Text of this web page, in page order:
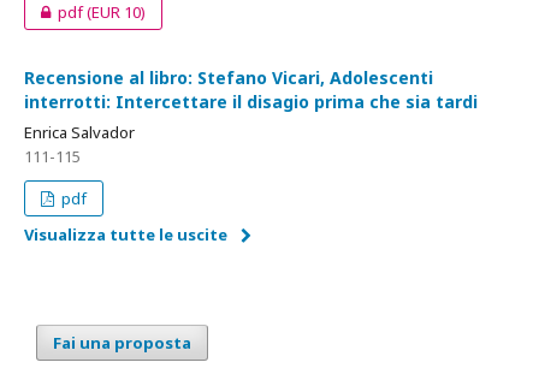
pdf(EUR 10)
Recensione al libro: Stefano Vicari, Adolescenti
interrotti: Intercettare il disagio prima che sia tardi
Enrica Salvador
111-115
pdf
Visualizza tutte le uscite
Fai una proposta